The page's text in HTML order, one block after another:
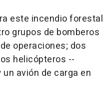
este incendio forestal
grupos de bomberos
operaciones; dos
helicópteros --
avión de carga en